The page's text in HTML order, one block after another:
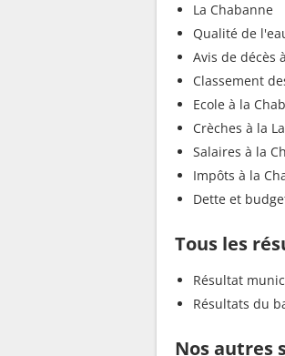
La Chabanne
Qualité de
Avis de décès
Classement
Ecole à la
Crèches à la
Salaires à la
Impôts à la
Dette et
Tous les
Résultat
Résultats du
Nos autres